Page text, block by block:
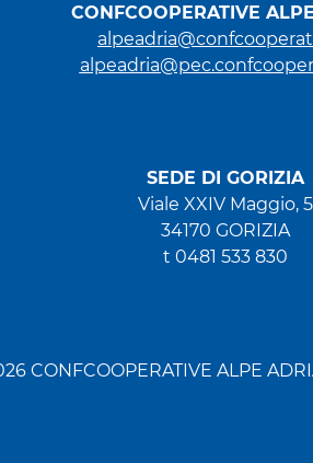
CONFCOOPERATIVE
SEDE DI GORIZIA
Viale XXIV Maggio, 5
34170 GORIZIA
t 0481 533 830
CONFCOOPERATIVE ALPE